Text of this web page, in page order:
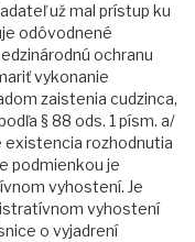
už mal prístup ku
odôvodnené
ochranu
vykonanie
zaistenia cudzinca,
§ 88 ods. 1 písm. a/
existencia rozhodnutia
podmienkou je
vyhostení. Je
vyhostení
o vyjadrení